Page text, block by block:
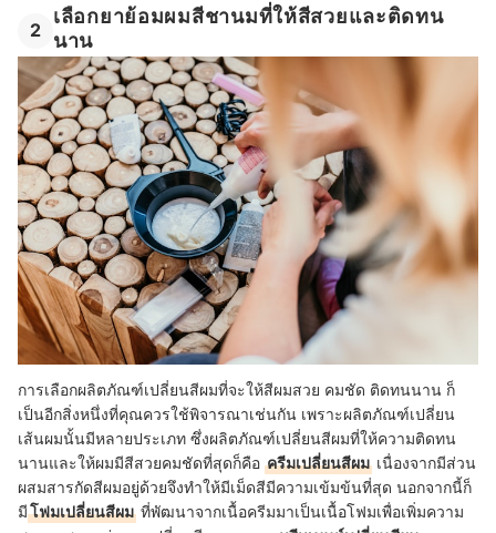
2
เลือกยาย้อมผมสีชานมที่ให้สีสวยและติดทน
นาน
การเลือกผลิตภัณฑ์เปลี่ยนสีผมที่จะให้สีผมสวย คมชัด ติดทนนาน ก็
เป็นอีกสิ่งหนึ่งที่คุณควรใช้พิจารณาเช่นกัน เพราะผลิตภัณฑ์เปลี่ยน
เส้นผมนั้นมีหลายประเภท ซึ่งผลิตภัณฑ์เปลี่ยนสีผมที่ให้ความติดทน
นานและให้ผมมีสีสวยคมชัดที่สุดก็คือ ครีมเปลี่ยนสีผม เนื่องจากมีส่วน
ผสมสารกัดสีผมอยู่ด้วยจึงทำให้มีเม็ดสีมีความเข้มข้นที่สุด นอกจากนี้ก็
มีโฟมเปลี่ยนสีผม ที่พัฒนาจากเนื้อครีมมาเป็นเนื้อโฟมเพื่อเพิ่มความ